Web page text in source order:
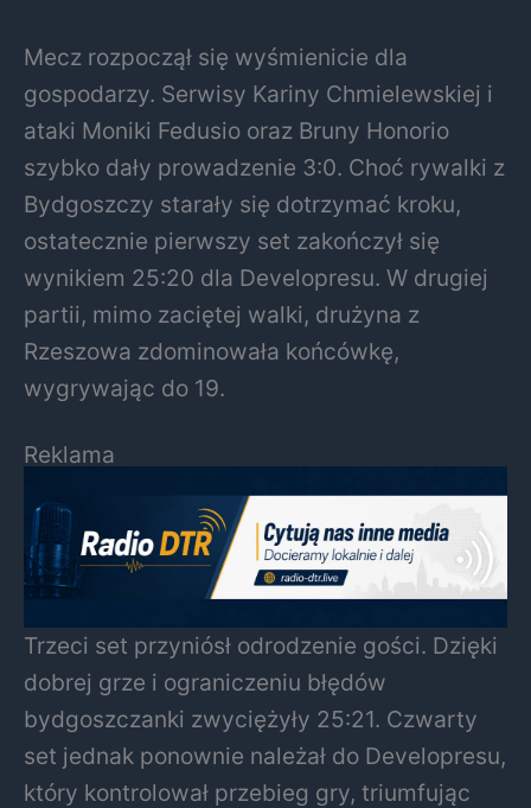
Mecz rozpoczął się wyśmienicie dla
gospodarzy. Serwisy Kariny Chmielewskiej i
ataki Moniki Fedusio oraz Bruny Honorio
szybko dały prowadzenie 3:0. Choć rywalki z
Bydgoszczy starały się dotrzymać kroku,
ostatecznie pierwszy set zakończył się
wynikiem 25:20 dla Developresu. W drugiej
partii, mimo zaciętej walki, drużyna z
Rzeszowa zdominowała końcówkę,
wygrywając do 19.
Reklama
Trzeci set przyniósł odrodzenie gości. Dzięki
dobrej grze i ograniczeniu błędów
bydgoszczanki zwyciężyły 25:21. Czwarty
set jednak ponownie należał do Developresu,
który kontrolował przebieg gry, triumfując